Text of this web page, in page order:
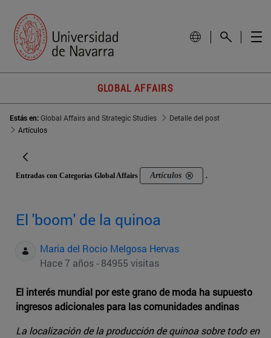
GLOBAL AFFAIRS
Estás en:Global Affairs and Strategic Studies
Detalle del post
Artículos
Entradas con Categorías Global Affairs Artículos .
El 'boom' de la quinoa
Maria del Rocio Melgosa Hervas
Hace 7 años - 84955 visitas
El interés mundial por este grano de moda ha supuesto
ingresos adicionales para las comunidades andinas
La localización de la producción de quinoa sobre todo en